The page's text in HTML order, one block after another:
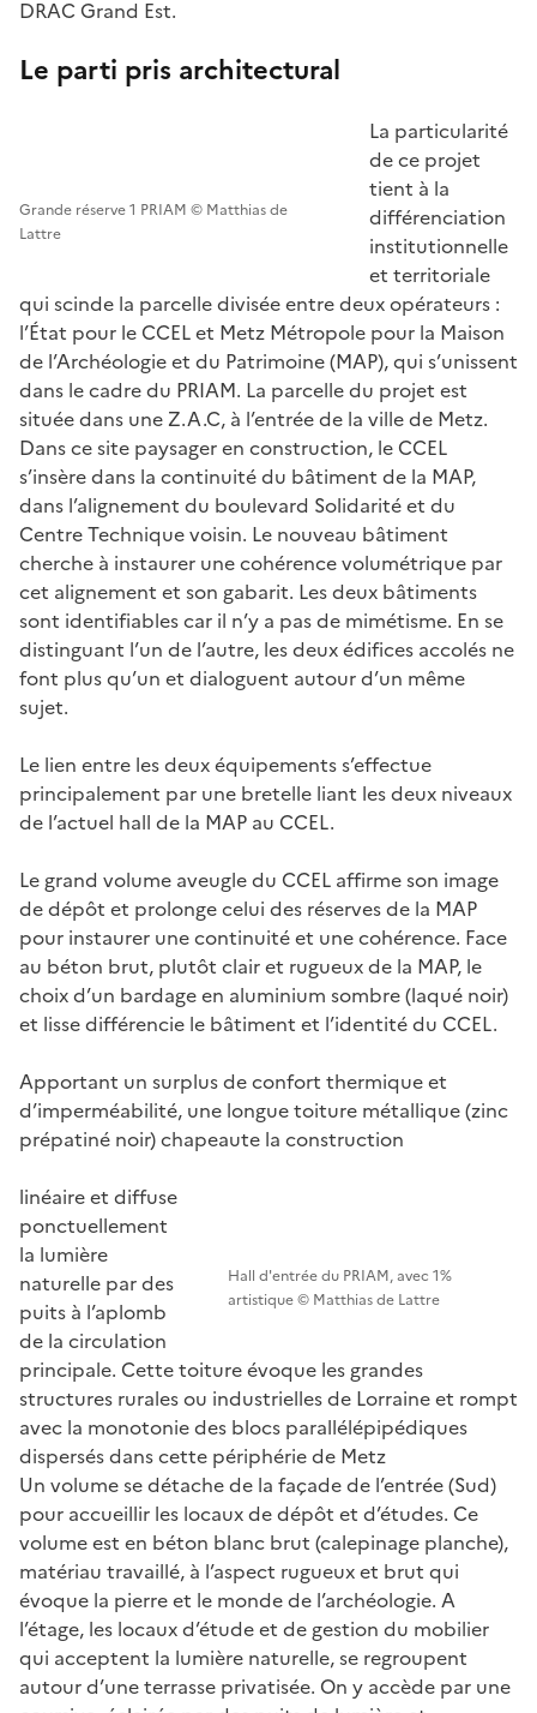
DRAC Grand Est.
Le parti pris architectural
Grande réserve 1 PRIAM © Matthias de
Lattre
La particularité
de ce projet
tient à la
différenciation
institutionnelle
et territoriale
qui scinde la parcelle divisée entre deux opérateurs :
l’État pour le CCEL et Metz Métropole pour la Maison
de l’Archéologie et du Patrimoine (MAP), qui s’unissent
dans le cadre du PRIAM. La parcelle du projet est
située dans une Z.A.C, à l’entrée de la ville de Metz.
Dans ce site paysager en construction, le CCEL
s’insère dans la continuité du bâtiment de la MAP,
dans l’alignement du boulevard Solidarité et du
Centre Technique voisin. Le nouveau bâtiment
cherche à instaurer une cohérence volumétrique par
cet alignement et son gabarit. Les deux bâtiments
sont identifiables car il n’y a pas de mimétisme. En se
distinguant l’un de l’autre, les deux édifices accolés ne
font plus qu’un et dialoguent autour d’un même
sujet.
Le lien entre les deux équipements s’effectue
principalement par une bretelle liant les deux niveaux
de l’actuel hall de la MAP au CCEL.
Le grand volume aveugle du CCEL affirme son image
de dépôt et prolonge celui des réserves de la MAP
pour instaurer une continuité et une cohérence. Face
au béton brut, plutôt clair et rugueux de la MAP, le
choix d’un bardage en aluminium sombre (laqué noir)
et lisse différencie le bâtiment et l’identité du CCEL.
Apportant un surplus de confort thermique et
d’imperméabilité, une longue toiture métallique (zinc
prépatiné noir) chapeaute la construction
Hall d'entrée du PRIAM, avec 1%
artistique © Matthias de Lattre
linéaire et diffuse
ponctuellement
la lumière
naturelle par des
puits à l’aplomb
de la circulation
principale. Cette toiture évoque les grandes
structures rurales ou industrielles de Lorraine et rompt
avec la monotonie des blocs parallélépipédiques
dispersés dans cette périphérie de Metz
Un volume se détache de la façade de l’entrée (Sud)
pour accueillir les locaux de dépôt et d’études. Ce
volume est en béton blanc brut (calepinage planche),
matériau travaillé, à l’aspect rugueux et brut qui
évoque la pierre et le monde de l’archéologie. A
l’étage, les locaux d’étude et de gestion du mobilier
qui acceptent la lumière naturelle, se regroupent
autour d’une terrasse privatisée. On y accède par une